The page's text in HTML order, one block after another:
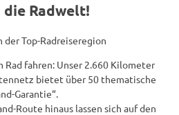
die Radwelt!
der Top-Radreiseregion
Rad fahren: Unser 2.660 Kilometer
bietet über 50 thematische
Garantie“.
Route hinaus lassen sich auf den